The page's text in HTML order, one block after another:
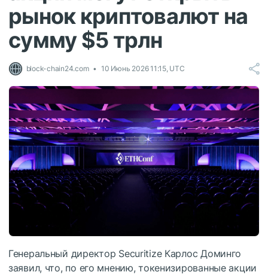
рынок криптовалют на
сумму $5 трлн
block-chain24.com 10 Июнь 2026 11:15, UTC
Генеральный директор Securitize Карлос Доминго
заявил, что, по его мнению, токенизированные акции